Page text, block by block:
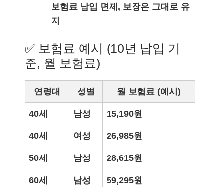
보험료 납입 면제, 보장은 그대로 유
지
✅ 보험료 예시 (10년 납입 기
준, 월 보험료)
연령대 성별 월 보험료 (예시)
40세 남성 15,190원
40세 여성 26,985원
50세 남성 28,615원
60세 남성 59,295원